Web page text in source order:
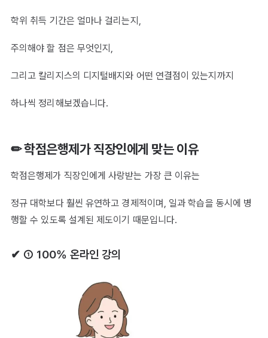
학위 취득 기간은 얼마나 걸리는지,
주의해야 할 점은 무엇인지,
그리고 칼리지스의 디지털배지와 어떤 연결점이 있는지까지
하나씩 정리해보겠습니다.
✏ 학점은행제가 직장인에게 맞는 이유
학점은행제가 직장인에게 사랑받는 가장 큰 이유는
정규 대학보다 훨씬 유연하고 경제적이며, 일과 학습을 동시에 병
행할 수 있도록 설계된 제도이기 때문입니다.
✔ ① 100% 온라인 강의